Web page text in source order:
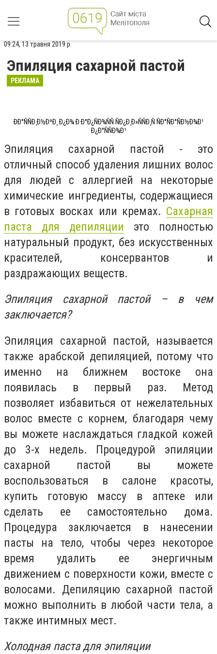
09:24, 13 травня 2019 р.
Эпиляция сахарной пастой
РЕКЛАМА
ÐÐ°ÑÑÐ¸Ð½ÐºÐ¸ Ð¿Ð¾ Ð·Ð°Ð¿ÑÐ¾ÑÑ ÑÐ¿Ð¸Ð»ÑÑÐ¸Ñ ÑÐ°ÑÐ°ÑÐ½Ð¾Ð¹
Ð¿Ð°ÑÑÐ¾Ð¹
Эпиляция сахарной пастой - это
отличный способ удаления лишних волос
для людей с аллергией на некоторые
химические ингредиенты, содержащиеся
в готовых восках или кремах. Сахарная
паста для депиляции это полностью
натуральный продукт, без искусственных
красителей, консервантов и
раздражающих веществ.
Эпиляция сахарной пастой – в чем
заключается?
Эпиляция сахарной пастой, называется
также арабской депиляцией, потому что
именно на ближнем востоке она
появилась в первый раз. Метод
позволяет избавиться от нежелательных
волос вместе с корнем, благодаря чему
вы можете наслаждаться гладкой кожей
до 3-х недель. Процедурой эпиляции
сахарной пастой вы можете
воспользоваться в салоне красоты,
купить готовую массу в аптеке или
сделать ее самостоятельно дома.
Процедура заключается в нанесении
пасты на тело, чтобы через некоторое
время удалить ее энергичным
движением с поверхности кожи, вместе с
волосами. Депиляцию сахарной пастой
можно выполнить в любой части тела, а
также интимных мест.
Холодная паста для эпиляции